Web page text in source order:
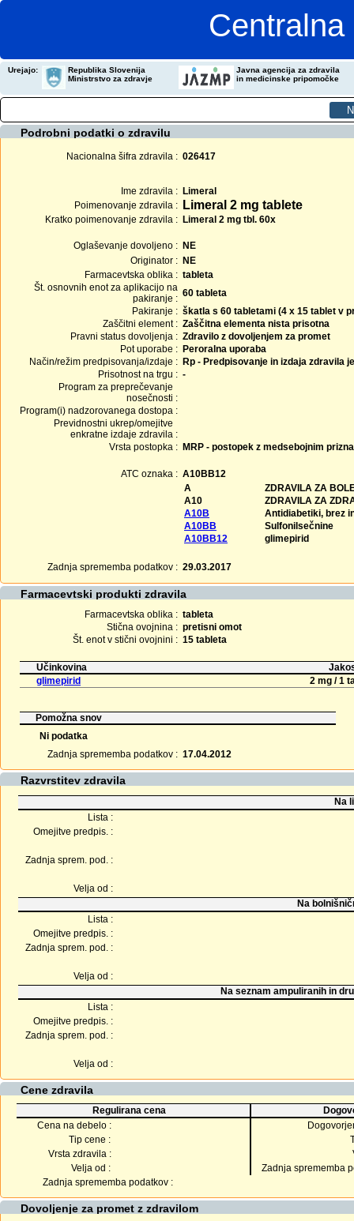
Urejajo:
Republika Slovenija
Ministrstvo za zdravje
Javna agencija za zdravila
in medicinske pripomočke
Podrobni podatki o zdravilu
Nacionalna šifra zdravila : 026417
Ime zdravila : Limeral
Poimenovanje zdravila :
Limeral 2 mg tablete
Kratko poimenovanje zdravila : Limeral 2 mg tbl. 60x
Oglaševanje dovoljeno : NE
Originator : NE
Farmacevtska oblika : tableta
Št. osnovnih enot za aplikacijo na
pakiranje : 60 tableta
Pakiranje : škatla s 60 tabletami (4 x 15 tablet v
Zaščitni element : Zaščitna elementa nista prisotna
Pravni status dovoljenja : Zdravilo z dovoljenjem za promet
Pot uporabe : Peroralna uporaba
Način/režim predpisovanja/izdaje : Rp - Predpisovanje in izdaja zdravila
Prisotnost na trgu : -
Program za preprečevanje
nosečnosti :
Program(i) nadzorovanega dostopa :
Previdnostni ukrep/omejitve
enkratne izdaje zdravila :
Vrsta postopka : MRP - postopek z medsebojnim
ATC oznaka : A10BB12
A
ZDRAVILA ZA
A10
ZDRAVILA ZA
A10B
Antidiabetiki, brez
A10BB
Sulfonilsečnine
A10BB12
glimepirid
Zadnja sprememba podatkov : 29.03.2017
Farmacevtski produkti zdravila
Farmacevtska oblika : tableta
Stična ovojnina : pretisni omot
Št. enot v stični ovojnini : 15 tableta
Učinkovina
glimepirid
2 mg / 1
Pomožna snov
Ni podatka
Zadnja sprememba podatkov : 17.04.2012
Razvrstitev zdravila
Na
Lista :
Omejitve predpis. :
Zadnja sprem. pod. :
Velja od :
Na
Lista :
Omejitve predpis. :
Zadnja sprem. pod. :
Velja od :
Na seznam ampuliranih in
Lista :
Omejitve predpis. :
Zadnja sprem. pod. :
Velja od :
Cene zdravila
Regulirana cena
Cena na debelo :
Tip cene :
Vrsta zdravila :
Velja od :
Zadnja sprememba
Zadnja sprememba podatkov :
Dovoljenje za promet z zdravilom